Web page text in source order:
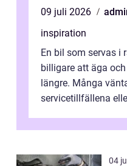
09 juli 2026
inspiration
En bil som servas i
billigare att äga
längre. Många
servicetillfällena
04